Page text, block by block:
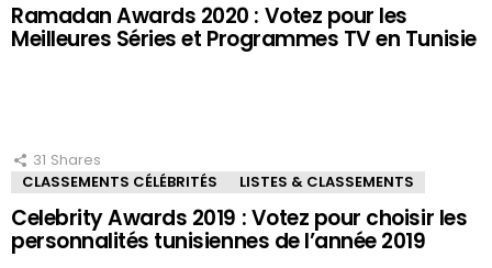
Ramadan Awards 2020 : Votez pour les
Meilleures Séries et Programmes TV en Tunisie
31 Shares
CLASSEMENTS CÉLÉBRITÉS
LISTES & CLASSEMENTS
Celebrity Awards 2019 : Votez pour choisir les
personnalités tunisiennes de l’année 2019